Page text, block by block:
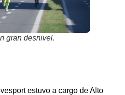
gran desnivel.
estuvo a cargo de Alto